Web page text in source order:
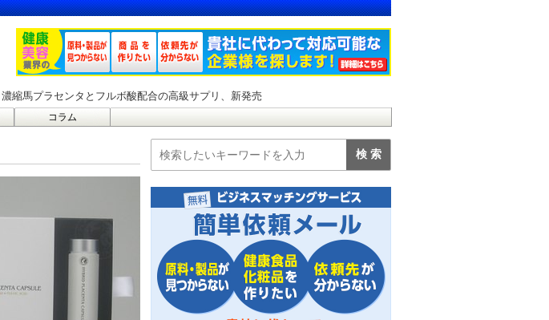
濃縮馬プラセンタとフルボ酸配合の高級サプリ、新発売
コラム